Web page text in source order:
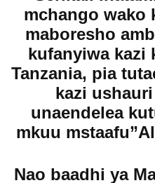
mchango wako
maboresho
kufanyiwa kazi
Tanzania, pia
kazi
unaendelea
mkuu
Nao baadhi ya